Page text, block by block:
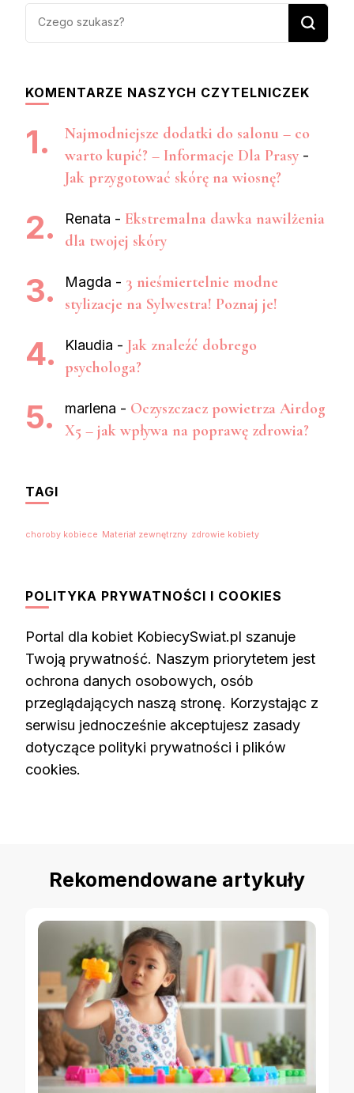
Szukasz
KOMENTARZE NASZYCH CZYTELNICZEK
Najmodniejsze dodatki do salonu – co
warto kupić? – Informacje Dla Prasy -
Jak przygotować skórę na wiosnę?
Renata - Ekstremalna dawka nawilżenia
dla twojej skóry
Magda - 3 nieśmiertelnie modne
stylizacje na Sylwestra! Poznaj je!
Klaudia - Jak znaleźć dobrego
psychologa?
marlena - Oczyszczacz powietrza Airdog
X5 – jak wpływa na poprawę zdrowia?
TAGI
choroby kobiece Materiał zewnętrzny zdrowie kobiety
POLITYKA PRYWATNOŚCI I COOKIES
Portal dla kobiet KobiecySwiat.pl szanuje
Twoją prywatność. Naszym priorytetem jest
ochrona danych osobowych, osób
przeglądających naszą stronę. Korzystając z
serwisu jednocześnie akceptujesz zasady
dotyczące polityki prywatności i plików
cookies.
Rekomendowane artykuły